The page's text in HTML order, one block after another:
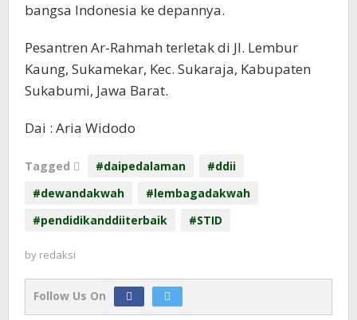
bangsa Indonesia ke depannya.
Pesantren Ar-Rahmah terletak di Jl. Lembur
Kaung, Sukamekar, Kec. Sukaraja, Kabupaten
Sukabumi, Jawa Barat.
Dai : Aria Widodo
Tagged #daipedalaman
#ddii
#dewandakwah
#lembagadakwah
#pendidikanddiiterbaik
#STID
by redaksi
Follow Us On